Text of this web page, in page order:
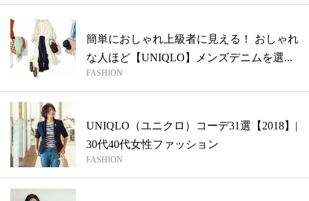
簡単におしゃれ上級者に見える！ おしゃれ
な人ほど【UNIQLO】メンズデニムを選...
FASHION
UNIQLO（ユニクロ）コーデ31選【2018】|
30代40代女性ファッション
FASHION